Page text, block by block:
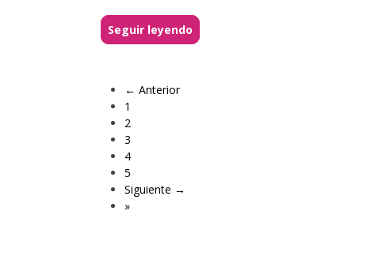
Seguir leyendo
← Anterior
1
2
3
4
5
Siguiente →
»